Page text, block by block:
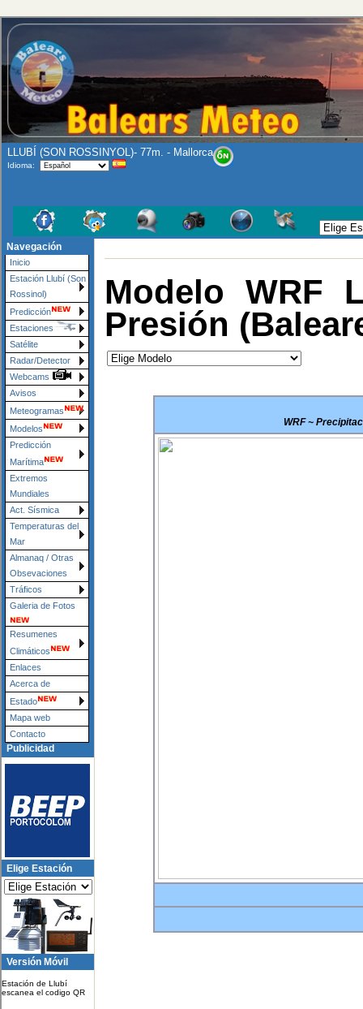
LLUBÍ (SON ROSSINYOL)- 77m. - Mallorca
Idioma:
Navegación
Inicio
Estación Llubí (Son
Rossinol)
Predicción
Estaciones
Satélite
Radar/Detector
Webcams
Avisos
Meteogramas
Modelos
Predicción
Marítima
Extremos
Mundiales
Act. Sísmica
Temperaturas del
Mar
Almanaq / Otras
Obsevaciones
Tráficos
Galeria de Fotos
Resumenes
Climáticos
Enlaces
Acerca de
Estado
Mapa web
Contacto
Publicidad
Elige Estación
Versión Móvil
Estación de Llubí
escanea el codigo QR
Modelo WRF
Presión
WRF ~